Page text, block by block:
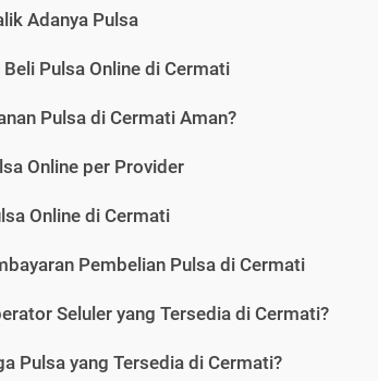
Adanya Pulsa
Pulsa Online di Cermati
Pulsa di Cermati Aman?
Online per Provider
Online di Cermati
Pembelian Pulsa di Cermati
Seluler yang Tersedia di Cermati?
Pulsa yang Tersedia di Cermati?